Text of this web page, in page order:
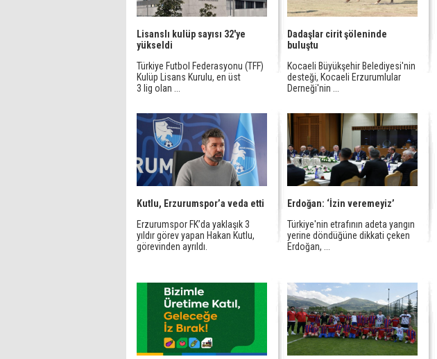
Lisanslı kulüp sayısı 32'ye
yükseldi
Türkiye Futbol Federasyonu (TFF)
Kulüp Lisans Kurulu, en üst
3 lig olan ...
Dadaşlar cirit şöleninde
buluştu
Kocaeli Büyükşehir Belediyesi'nin
desteği, Kocaeli Erzurumlular
Derneği'nin ...
Kutlu, Erzurumspor’a veda etti
Erzurumspor FK’da yaklaşık 3
yıldır görev yapan Hakan Kutlu,
görevinden ayrıldı.
Erdoğan: ‘İzin veremeyiz’
Türkiye'nin etrafının adeta yangın
yerine döndüğüne dikkati çeken
Erdoğan, ...